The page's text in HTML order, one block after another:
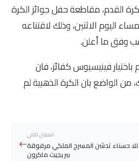
القدم، مقاطعة حفل جوائز الكرة
اليوم الاثنين، وذلك لاقتناعه
وفق ما أعلن.
فينيسيوس كفائز، فان
من الواضع بان الكرة الذهبية لم
المقال التالي
للا حسناء تدشن المسرح الملكي مرفوقة
ببريجيت ماكرون